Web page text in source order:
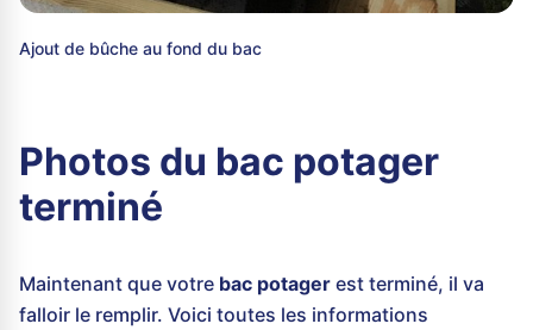
Ajout de bûche au fond du bac
Photos du bac potager
terminé
Maintenant que votre bac potager est terminé, il va
falloir le remplir. Voici toutes les informations